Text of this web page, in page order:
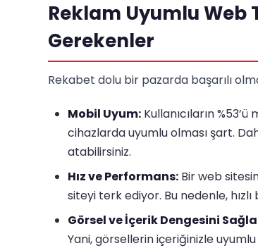
Reklam Uyumlu Web
Gerekenler
Rekabet dolu bir pazarda başarılı
Mobil Uyum: Kullanıcıların
cihazlarda uyumlu olması şart.
atabilirsiniz.
Hız ve Performans: Bir web
siteyi terk ediyor. Bu nedenle, hızlı
Görsel ve İçerik Dengesini
Yani, görsellerin içeriğinizle